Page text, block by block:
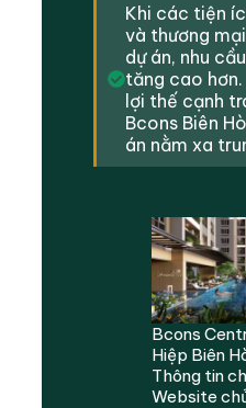
Khi các tiện
và thương
dự án, nhu
tăng cao
lợi thế cạnh
Bcons Biên
án nằm xa
Bcons
Hiệp Biên
Thông tin
Website